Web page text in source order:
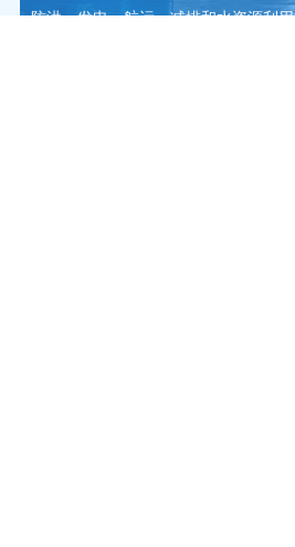
防洪、发电、航运、减排和水资源利